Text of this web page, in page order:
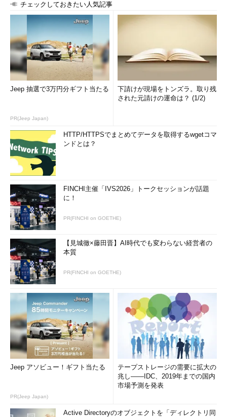
チェックしておきたい人気記事
Jeep 抽選で3万円分ギフト当たる
PR(Jeep Japan)
下請けが現場をトンズラ。取り残
された元請けの運命は？ (1/2)
HTTP/HTTPSでまとめてデータを取得するwgetコマ
ンドとは？
FINCHI主催「IVS2026」トークセッションが話題
に！
PR(FINCHI on GOETHE)
【見城徹×藤田晋】AI時代でも変わらない経営者の
本質
PR(FINCHI on GOETHE)
Jeep アソビュー！ギフト当たる
PR(Jeep Japan)
テープストレージの需要に拡大の
兆し――IDC、2019年までの国内
市場予測を発表
Active Directoryのオブジェクトを「ディレクトリ同